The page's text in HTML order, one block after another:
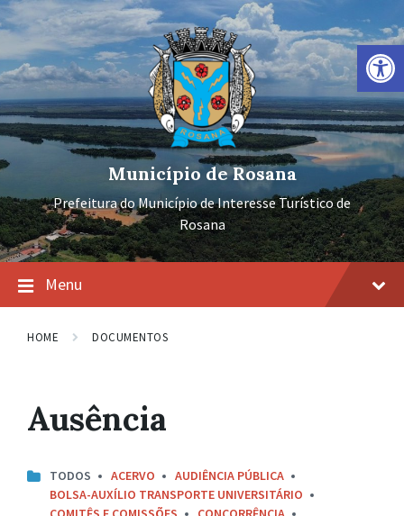
Barra de Ferramentas Aberta
Ir
para
conteúdo
Pular
para
navegação
principal
Pular
para
rodapé
Município de Rosana
Prefeitura do Município de Interesse Turístico de
Rosana
Menu
HOME DOCUMENTOS
Ausência
TODOS ACERVO
AUDIÊNCIA PÚBLICA
BOLSA-AUXÍLIO TRANSPORTE UNIVERSITÁRIO